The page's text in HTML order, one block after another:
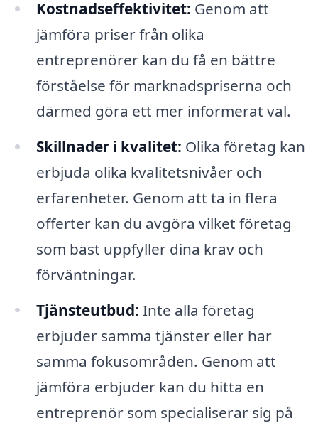
Kostnadseffektivitet: Genom att
jämföra priser från olika
entreprenörer kan du få en bättre
förståelse för marknadspriserna och
därmed göra ett mer informerat val.
Skillnader i kvalitet: Olika företag kan
erbjuda olika kvalitetsnivåer och
erfarenheter. Genom att ta in flera
offerter kan du avgöra vilket företag
som bäst uppfyller dina krav och
förväntningar.
Tjänsteutbud: Inte alla företag
erbjuder samma tjänster eller har
samma fokusområden. Genom att
jämföra erbjuder kan du hitta en
entreprenör som specialiserar sig på